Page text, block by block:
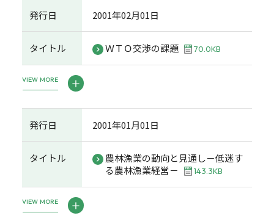
発行日 2001年02月01日
タイトル ＷＴＯ交渉の課題 70.0KB
VIEW MORE
発行日 2001年01月01日
タイトル
農林漁業の動向と見通し－低迷す
る農林漁業経営－
143.3KB
VIEW MORE